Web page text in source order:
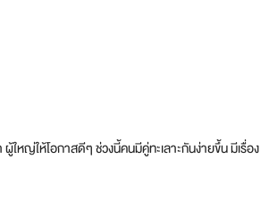
ใหญ่ให้โอกาสดีๆ ช่วงนี้คนมีคู่ทะเลาะกันง่ายขึ้น มีเรื่อง